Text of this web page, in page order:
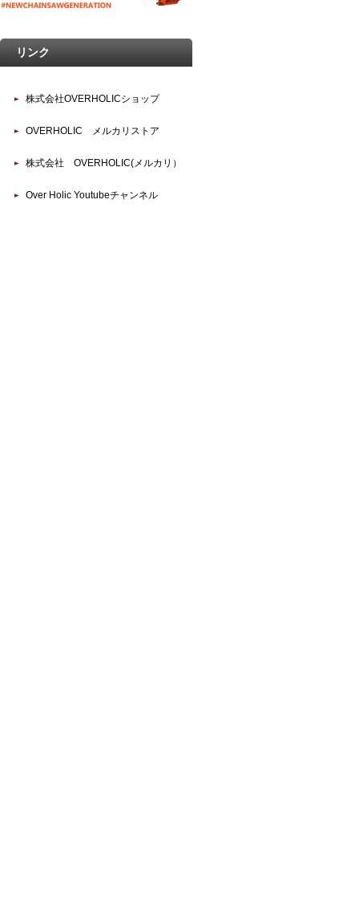
リンク
株式会社OVERHOLICショップ
OVERHOLIC メルカリストア
株式会社 OVERHOLIC(メルカリ）
Over Holic Youtubeチャンネル